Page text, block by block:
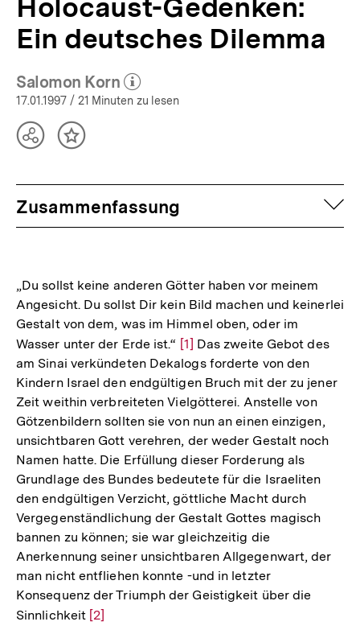
Holocaust-Gedenken:
Ein deutsches Dilemma
Salomon Korn
(Mehr zum Autor)
öffnen
17.01.1997 / 21 Minuten zu lesen
TeilenInhalt
Zusammenfassung
„Du sollst keine anderen Götter haben vor meinem
Angesicht. Du sollst Dir kein Bild machen und keinerlei
Gestalt von dem, was im Himmel oben, oder im
Wasser unter der Erde ist.“ Zur
Auflösung
der
Fußnote
[1] Das zweite Gebot des
am Sinai verkündeten Dekalogs forderte von den
Kindern Israel den endgültigen Bruch mit der zu jener
Zeit weithin verbreiteten Vielgötterei. Anstelle von
Götzenbildern sollten sie von nun an einen einzigen,
unsichtbaren Gott verehren, der weder Gestalt noch
Namen hatte. Die Erfüllung dieser Forderung als
Grundlage des Bundes bedeutete für die Israeliten
den endgültigen Verzicht, göttliche Macht durch
Vergegenständlichung der Gestalt Gottes magisch
bannen zu können; sie war gleichzeitig die
Anerkennung seiner unsichtbaren Allgegenwart, der
man nicht entfliehen konnte -und in letzter
Konsequenz der Triumph der Geistigkeit über die
Sinnlichkeit Zur
[2]